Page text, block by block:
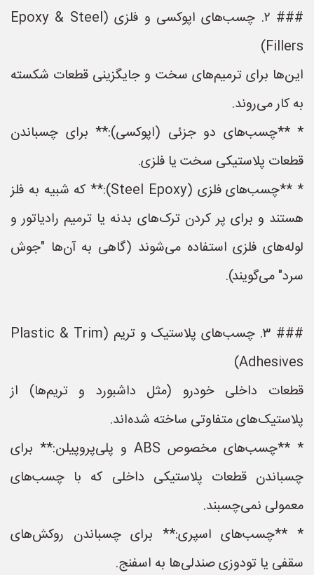
### ۲. چسب‌های اپوکسی و فلزی (Epoxy & Steel
Fillers)
این‌ها برای ترمیم‌های سخت و جایگزینی قطعات شکسته
به کار می‌روند.
* **چسب‌های دو جزئی (اپوکسی):** برای چسباندن
قطعات پلاستیکی سخت یا فلزی.
* **چسب‌های فلزی (Steel Epoxy):** که شبیه به فلز
هستند و برای پر کردن ترک‌های بدنه یا ترمیم رادیاتور و
لوله‌های فلزی استفاده می‌شوند (گاهی به آن‌ها "جوش
سرد" می‌گویند).
### ۳. چسب‌های پلاستیک و تریم (Plastic & Trim
Adhesives)
قطعات داخلی خودرو (مثل داشبورد و تریم‌ها) از
پلاستیک‌های متفاوتی ساخته شده‌اند.
* **چسب‌های مخصوص ABS و پلی‌پروپیلن:** برای
چسباندن قطعات پلاستیکی داخلی که با چسب‌های
معمولی نمی‌چسبند.
* **چسب‌های اسپری:** برای چسباندن روکش‌های
سقفی یا تودوزی صندلی‌ها به اسفنج.